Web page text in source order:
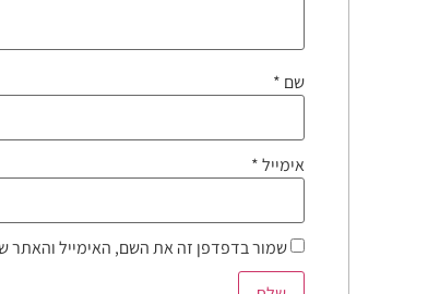
שם *
אימייל*
שמור בדפדפן זה את השם, האימייל והאתר